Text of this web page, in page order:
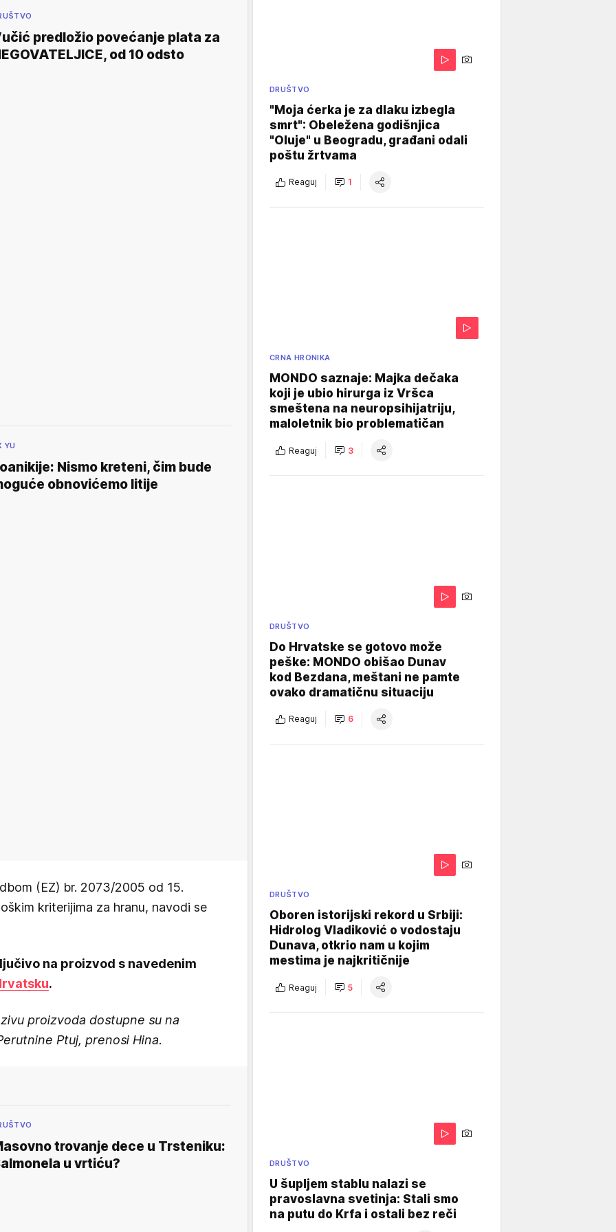
predložio povećanje plata za
od 10 odsto
YU
Nismo kreteni, čim bude
obnovićemo litije
(EZ) br. 2073/2005 od 15.
kriterijima za hranu, navodi se
na proizvod s navedenim
.
proizvoda dostupne su na
Ptuj, prenosi Hina.
trovanje dece u Trsteniku:
u vrtiću?
DRUŠTVO
"Moja ćerka je za dlaku izbegla
smrt": Obeležena godišnjica
"Oluje" u Beogradu, građani odali
poštu žrtvama
Reaguj 1
CRNA HRONIKA
MONDO saznaje: Majka dečaka
koji je ubio hirurga iz Vršca
smeštena na neuropsihijatriju,
maloletnik bio problematičan
Reaguj 3
DRUŠTVO
Do Hrvatske se gotovo može
peške: MONDO obišao Dunav
kod Bezdana, meštani ne pamte
ovako dramatičnu situaciju
Reaguj 6
DRUŠTVO
Oboren istorijski rekord u Srbiji:
Hidrolog Vladiković o vodostaju
Dunava, otkrio nam u kojim
mestima je najkritičnije
Reaguj 5
DRUŠTVO
U šupljem stablu nalazi se
pravoslavna svetinja: Stali smo
na putu do Krfa i ostali bez reči